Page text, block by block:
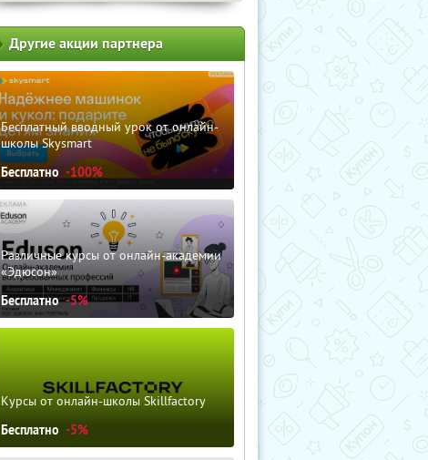
Другие акции партнера
Бесплатный вводный урок от онлайн-
школы Skysmart
Бесплатно -100%
Различные курсы от онлайн-академии
«Эдюсон»
Бесплатно -5%
Курсы от онлайн-школы Skillfactory
Бесплатно -5%